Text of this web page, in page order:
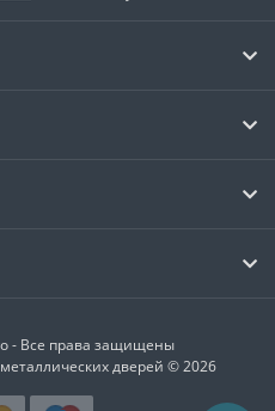
- Все права защищены
дверей © 2026